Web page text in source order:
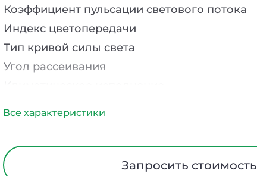
Коэффициент пульсации светового потока
Индекс цветопередачи
Тип кривой силы света
Угол рассеивания
Тип рассеивателя
Класс защиты от электрического тока
Материал корпуса
Запросить стоимость